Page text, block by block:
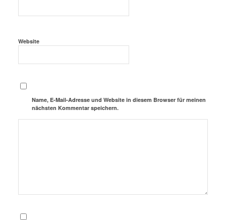
Website
Name, E-Mail-Adresse und Website in diesem Browser für meinen
nächsten Kommentar speichern.